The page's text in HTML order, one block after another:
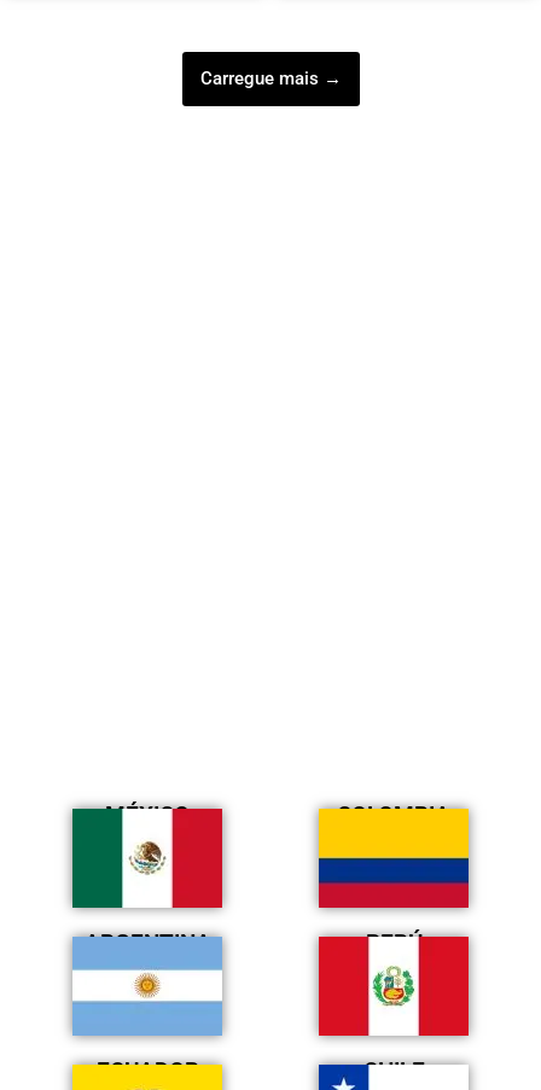
Carregue mais →
MÉXICO COLOMBIA
ARGENTINA PERÚ
ECUADOR CHILE